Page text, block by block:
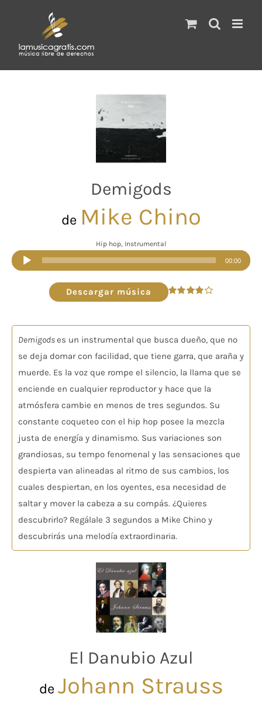
Demigods
de Mike Chino
Hip hop, Instrumental
Reproductor
de
audio
00:00
Descargar música
Demigodses un instrumental que busca dueño, que no
se deja domar con facilidad, que tiene garra, que araña y
muerde. Es la voz que rompe el silencio, la llama que se
enciende en cualquier reproductor y hace que la
atmósfera cambie en menos de tres segundos. Su
constante coqueteo con el hip hop posee la mezcla
justa de energía y dinamismo. Sus variaciones son
grandiosas, su tempo fenomenal y las sensaciones que
despierta van alineadas al ritmo de sus cambios, los
cuales despiertan, en los oyentes, esa necesidad de
saltar y mover la cabeza a su compás. ¿Quieres
descubrirlo? Regálale 3 segundos a Mike Chino y
descubrirás una melodía extraordinaria.
El Danubio Azul
de Johann Strauss